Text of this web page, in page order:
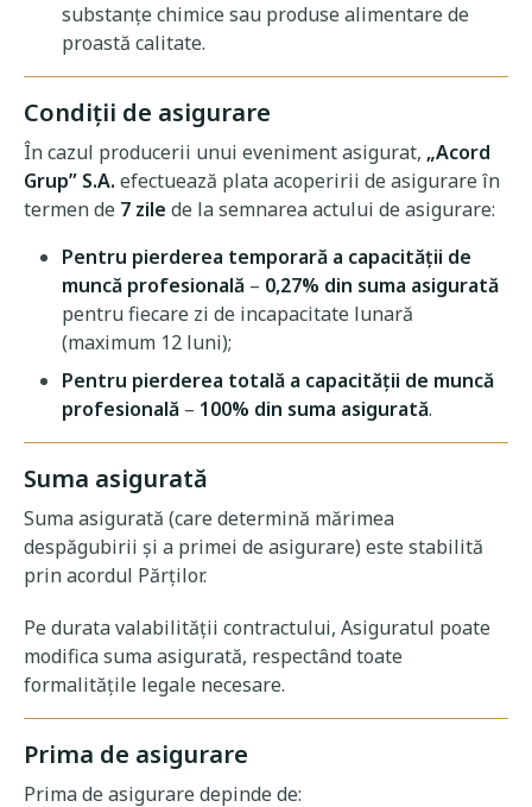
substanţe chimice sau produse alimentare de
proastă calitate.
Condiţii de asigurare
În cazul producerii unui eveniment asigurat, „Асоrd
Grup” S.A. efectuează plata acoperirii de asigurare în
termen de 7 zile de la semnarea actului de asigurare:
Pentru pierderea temporară a capacităţii de
muncă profesională – 0,27% din suma asigurată
pentru fiecare zi de incapacitate lunară
(maximum 12 luni);
Pentru pierderea totală a capacităţii de muncă
profesională – 100% din suma asigurată.
Suma asigurată
Suma asigurată (care determină mărimea
despăgubirii şi a primei de asigurare) este stabilită
prin acordul Părţilor.
Pe durata valabilităţii contractului, Asiguratul poate
modifica suma asigurată, respectând toate
formalităţile legale necesare.
Prima de asigurare
Prima de asigurare depinde de: